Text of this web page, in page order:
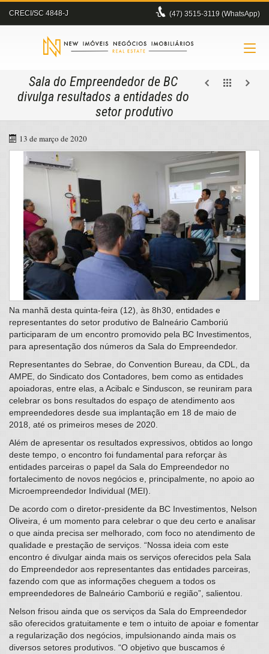
CRECI/SC 4848-J (47) 3515-3119 (WhatsApp)
Sala do Empreendedor de BC
divulga resultados a entidades do
setor produtivo
13 de março de 2020
Na manhã desta quinta-feira (12), às 8h30, entidades e
representantes do setor produtivo de Balneário Camboriú
participaram de um encontro promovido pela BC Investimentos,
para apresentação dos números da Sala do Empreendedor.
Representantes do Sebrae, do Convention Bureau, da CDL, da
AMPE, do Sindicato dos Contadores, bem como as entidades
apoiadoras, entre elas, a Acibalc e Sinduscon, se reuniram para
celebrar os bons resultados do espaço de atendimento aos
empreendedores desde sua implantação em 18 de maio de
2018, até os primeiros meses de 2020.
Além de apresentar os resultados expressivos, obtidos ao longo
deste tempo, o encontro foi fundamental para reforçar às
entidades parceiras o papel da Sala do Empreendedor no
fortalecimento de novos negócios e, principalmente, no apoio ao
Microempreendedor Individual (MEI).
De acordo com o diretor-presidente da BC Investimentos, Nelson
Oliveira, é um momento para celebrar o que deu certo e analisar
o que ainda precisa ser melhorado, com foco no atendimento de
qualidade e prestação de serviços. “Nossa ideia com este
encontro é divulgar ainda mais os serviços oferecidos pela Sala
do Empreendedor aos representantes das entidades parceiras,
fazendo com que as informações cheguem a todos os
empreendedores de Balneário Camboriú e região”, salientou.
Nelson frisou ainda que os serviços da Sala do Empreendedor
são oferecidos gratuitamente e tem o intuito de apoiar e fomentar
a regularização dos negócios, impulsionando ainda mais os
diversos setores produtivos. “O objetivo que buscamos é